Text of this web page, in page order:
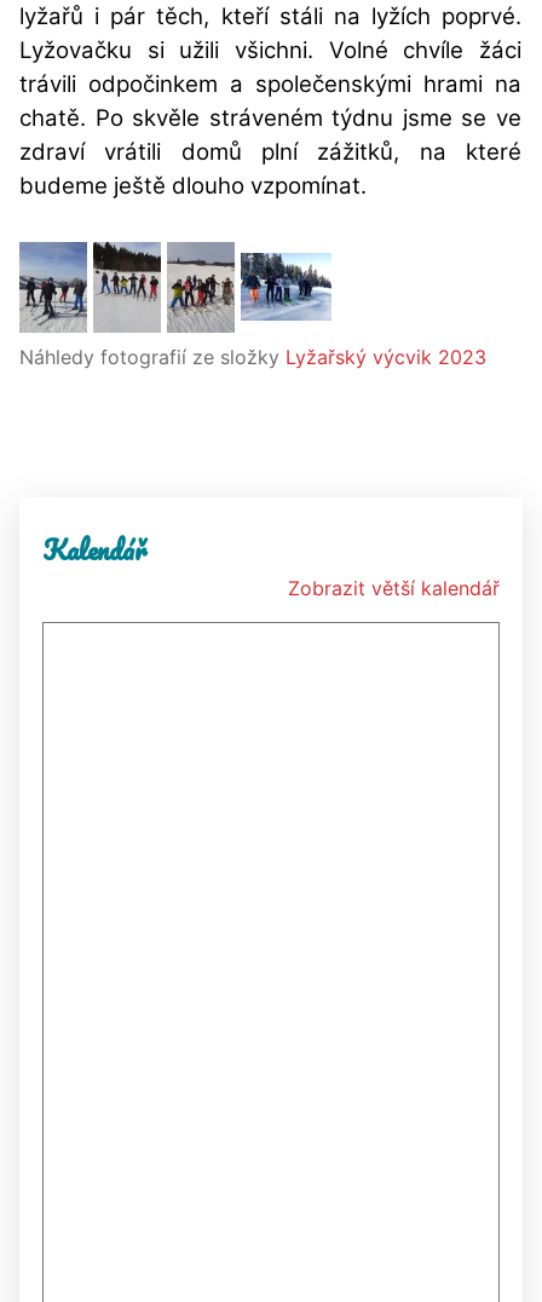
lyžařů i pár těch, kteří stáli na lyžích poprvé.
Lyžovačku si užili všichni. Volné chvíle žáci
trávili odpočinkem a společenskými hrami na
chatě. Po skvěle stráveném týdnu jsme se ve
zdraví vrátili domů plní zážitků, na které
budeme ještě dlouho vzpomínat.
Náhledy fotografií ze složky Lyžařský výcvik 2023
Kalendář
Zobrazit větší kalendář